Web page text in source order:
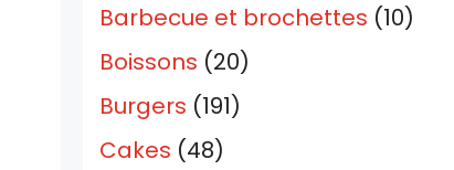
Barbecue et brochettes (10)
Boissons (20)
Burgers (191)
Cakes (48)